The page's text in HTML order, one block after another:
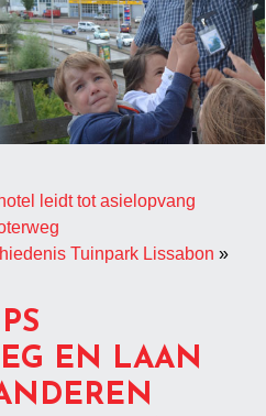
leidt tot asielopvang
Tuinpark Lissabon »
EN LAAN